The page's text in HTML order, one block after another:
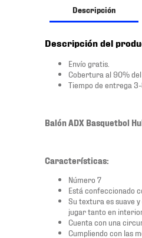
Descripción
Descripción del
Envío gratis.
Cobertura al 90%
Tiempo de entrega 3-
Balón ADX Basquetbol
Características:
Número 7
Está confeccionado
Su textura es suave
jugar tanto en
Cuenta con una
Cumpliendo con las